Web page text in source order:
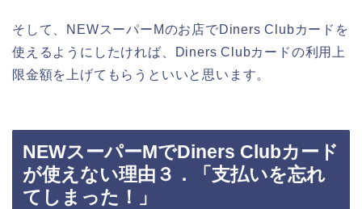
そして、NEWスーパーMのお店でDiners Clubカードを
使えるようにしたければ、Diners Clubカードの利用上
限金額を上げてもらうといいと思います。
NEWスーパーMでDiners Clubカード
が使えない理由３．「支払いを忘れ
てしまった！」